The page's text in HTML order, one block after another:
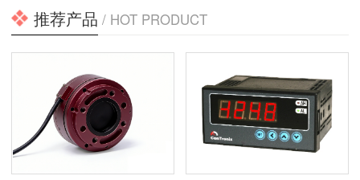
推荐产品 / HOT PRODUCT